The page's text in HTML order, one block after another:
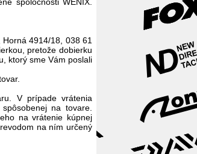
4914/18, 038 61
pretože dobierku
ktorý sme Vám poslali
V prípade vrátenia
na tovare.
na vrátenie kúpnej
na ním určený